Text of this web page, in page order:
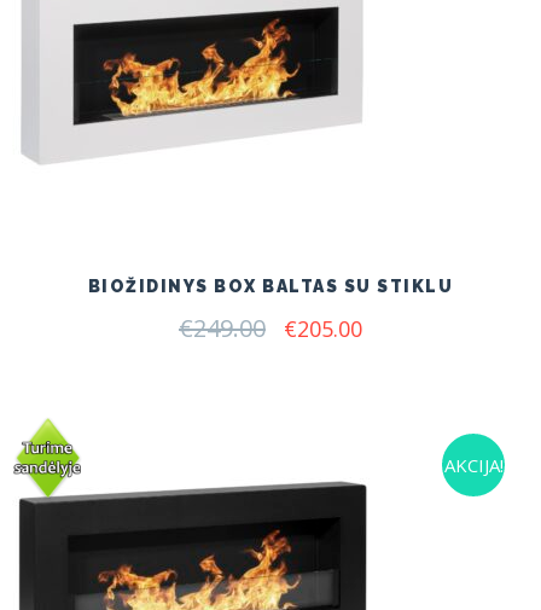
BIOŽIDINYS BOX BALTAS SU STIKLU
€249.00 Original
€205.00Current
AKCIJA!